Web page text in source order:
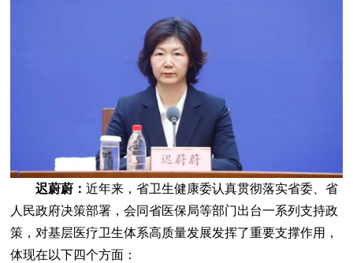
迟蔚蔚：近年来，省卫生健康委认真贯彻落实省委、省
人民政府决策部署，会同省医保局等部门出台一系列支持政
策，对基层医疗卫生体系高质量发展发挥了重要支撑作用，
体现在以下四个方面：